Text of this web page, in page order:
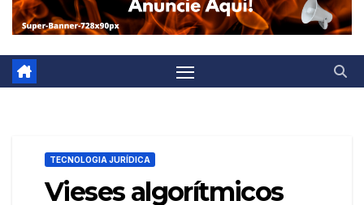
TECNOLOGIA JURÍDICA
Vieses algorítmicos